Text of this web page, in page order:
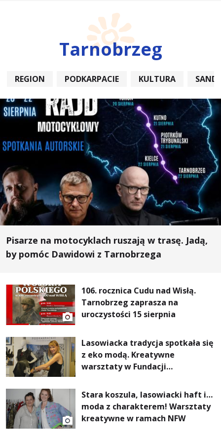
Tarnobrzeg
REGION PODKARPACIE KULTURA
Pisarze na motocyklach ruszają w trasę. Jadą,
by pomóc Dawidowi z Tarnobrzega
106. rocznica Cudu nad Wisłą.
Tarnobrzeg zaprasza na
uroczystości 15 sierpnia
Lasowiacka tradycja spotkała się
z eko modą. Kreatywne
warsztaty w Fundacji
Stara koszula, lasowiacki haft i…
moda z charakterem! Warsztaty
kreatywne w ramach NFW